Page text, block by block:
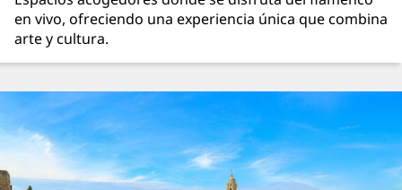
en vivo, ofreciendo una experiencia única que combina
arte y cultura.